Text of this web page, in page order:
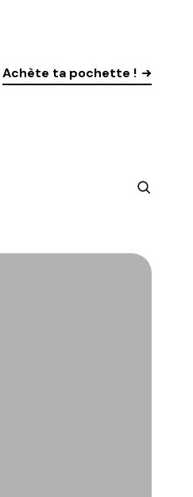
Achète ta pochette !